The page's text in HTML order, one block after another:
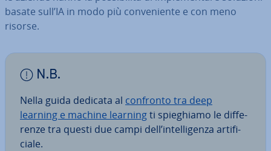
basate sull’IA in modo più con­ve­nien­te e con meno
risorse.
N.B.
Nella guida dedicata al confronto tra deep
learning e machine learningti spie­ghia­mo le dif­fe­
ren­ze tra questi due campi dell’in­tel­li­gen­za ar­ti­fi­
cia­le.